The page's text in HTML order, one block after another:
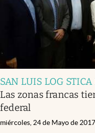
SAN LUIS LOG
Las zonas francas
federal
miércoles, 24 de Mayo de 2017